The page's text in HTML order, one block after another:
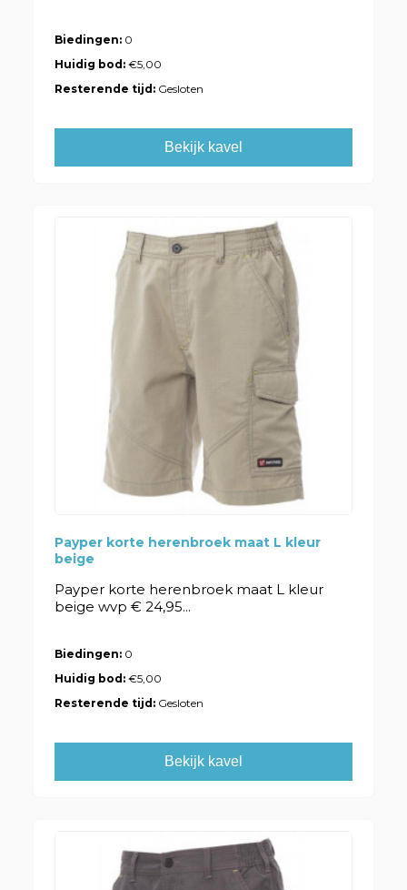
Biedingen: 0
Huidig bod:€5,00
Resterende tijd: Gesloten
Bekijk kavel
Payper korte herenbroek maat L kleur
beige
Payper korte herenbroek maat L kleur
beige wvp € 24,95...
Biedingen: 0
Huidig bod:€5,00
Resterende tijd: Gesloten
Bekijk kavel